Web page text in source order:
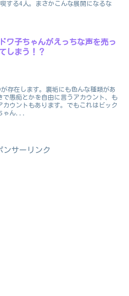
する4人。まさかこんな展開になるな
ドワ子ちゃんがえっちな声を売っ
しまう！？
存在します。裏垢にも色んな種類があ
で愚痴とかを自由に言うアカウント、も
カウントもあります。でもこれはビック
ゃん...
ンサーリンク